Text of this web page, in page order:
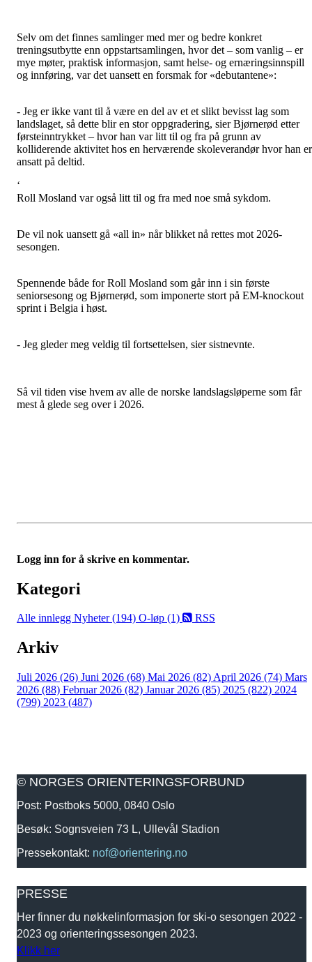
Selv om det finnes samlinger med mer og bedre konkret
treningsutbytte enn oppstartsamlingen, hvor det – som vanlig – er
mye møter, praktisk informasjon, samt helse- og ernæringsinnspill
og innføring, var det uansett en forsmak for «debutantene»:
- Jeg er ikke vant til å være en del av et et slikt bevisst lag som
landslaget, så dette blir en stor oppgradering, sier Bjørnerød etter
førsteinntrykket – hvor han var litt til og fra på grunn av
kolliderende aktivitet hos en herværende skoleverandør hvor han er
ansatt på deltid.
‘
Roll Mosland var også litt til og fra med noe små sykdom.
De vil nok uansett gå «all in» når blikket nå rettes mot 2026-
sesongen.
Spennende både for Roll Mosland som går inn i sin første
seniorsesong og Bjørnerød, som imponerte stort på EM-knockout
sprint i Belgia i høst.
- Jeg gleder meg veldig til fortsettelsen, sier sistnevnte.
Så vil tiden vise hvem av alle de norske landslagsløperne som får
mest å glede seg over i 2026.
Logg inn for å skrive en kommentar.
Kategori
Alle innlegg Nyheter (194) O-løp (1) RSS
Arkiv
Juli 2026 (26) Juni 2026 (68) Mai 2026 (82) April 2026 (74) Mars
2026 (88) Februar 2026 (82) Januar 2026 (85) 2025 (822) 2024
(799) 2023 (487)
© NORGES ORIENTERINGSFORBUND
Post: Postboks 5000, 0840 Oslo
Besøk: Sognsveien 73 L, Ullevål Stadion
Pressekontakt: nof@orientering.no
PRESSE
Her finner du nøkkelinformasjon for ski-o sesongen 2022 -
2023 og orienteringssesongen 2023.
Klikk her